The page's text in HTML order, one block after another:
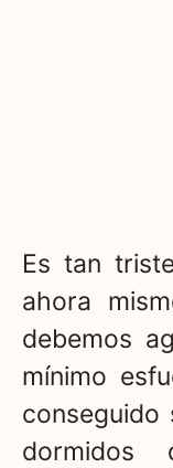
Es tan
ahora
debemos
mínimo
conseguido
dormidos